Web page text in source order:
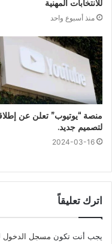
للانتخابات المهنية
منذ أسبوع واحد
منصة “يوتيوب” تعلن عن
لتصميم جديد.
2024-03-16
اترك تعليقاً
يجب أنت تكون مسجل الدخول